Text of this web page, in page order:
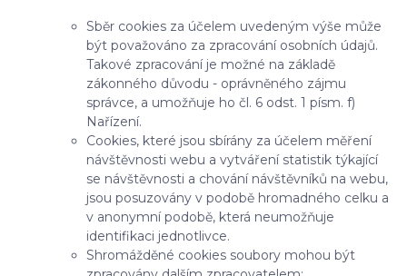
Sběr cookies za účelem uvedeným výše může
být považováno za zpracování osobních údajů.
Takové zpracování je možné na základě
zákonného důvodu - oprávněného zájmu
správce, a umožňuje ho čl. 6 odst. 1 písm. f)
Nařízení.
Cookies, které jsou sbírány za účelem měření
návštěvnosti webu a vytváření statistik týkající
se návštěvnosti a chování návštěvníků na webu,
jsou posuzovány v podobě hromadného celku a
v anonymní podobě, která neumožňuje
identifikaci jednotlivce.
Shromážděné cookies soubory mohou být